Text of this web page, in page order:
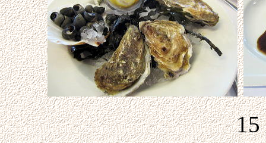
15：20再び外